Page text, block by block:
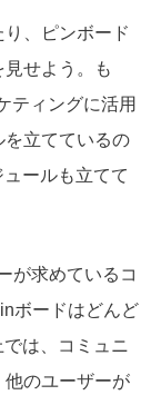
、ピンボード
せよう。も
ティングに活用
を立てているの
ールも立てて
が求めているコ
ボードはどんど
は、コミュニ
のユーザーが